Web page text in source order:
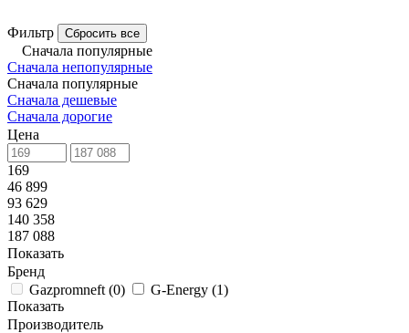
Фильтр Сбросить все
Сначала популярные
Сначала непопулярные
Сначала популярные
Сначала дешевые
Сначала дорогие
Цена
169
46 899
93 629
140 358
187 088
Показать
Бренд
Gazpromneft (0) G-Energy (1)
Показать
Производитель